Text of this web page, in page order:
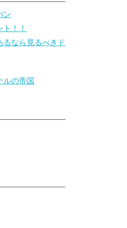
ン
！！
るなら見るべきド
ルの帝国